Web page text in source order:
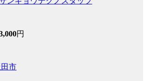
円
市